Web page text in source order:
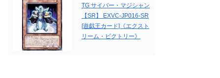
TG サイバー・マジシャン
【SR】 EXVC-JP016-SR
[遊戯王カード]《エクスト
リーム・ビクトリー》